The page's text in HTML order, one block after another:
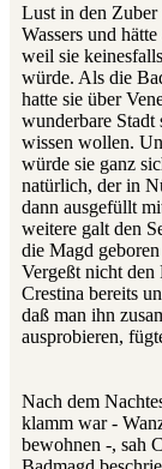
Lust in den Zuber
Wassers und
weil sie
würde. Als die
hatte sie über
wunderbare Stadt
wissen wollen.
würde sie ganz
natürlich, der in
dann ausgefüllt
weitere galt den
die Magd
Vergeßt nicht den
Crestina bereits
daß man ihn
ausprobieren,
Nach dem
klamm war -
bewohnen -, sah